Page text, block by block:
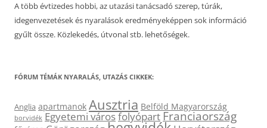
A több évtizedes hobbi, az utazási tanácsadó szerep, túrák,
idegenvezetések és nyaralások eredményeképpen sok információ
gyűlt össze. Közlekedés, útvonal stb. lehetőségek.
FÓRUM TÉMÁK NYARALÁS, UTAZÁS CIKKEK:
Anglia apartmanok Ausztria Belföld Magyarország
borvidék Egyetemi városfolyópartFranciaország